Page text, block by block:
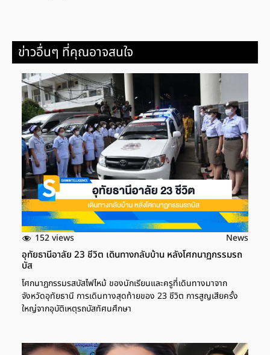
ข่าวอื่นๆ ที่คุณอาจสนใจ
152 views News
อุทัยธานีอาลัย 23 ชีวิต เดินทางกลับบ้าน หลังโศกนาฏกรรมรถ
บัส
โศกนาฏกรรมรสบัสไฟไหม้ ของนักเรียนและครูที่เดินทางมาจาก
จังหวัดอุทัยธานี การเดินทางสุดท้ายของ 23 ชีวิต การสูญเสียครั้ง
ใหญ่จากอุบัติเหตุรถบัสทัศนศึกษา